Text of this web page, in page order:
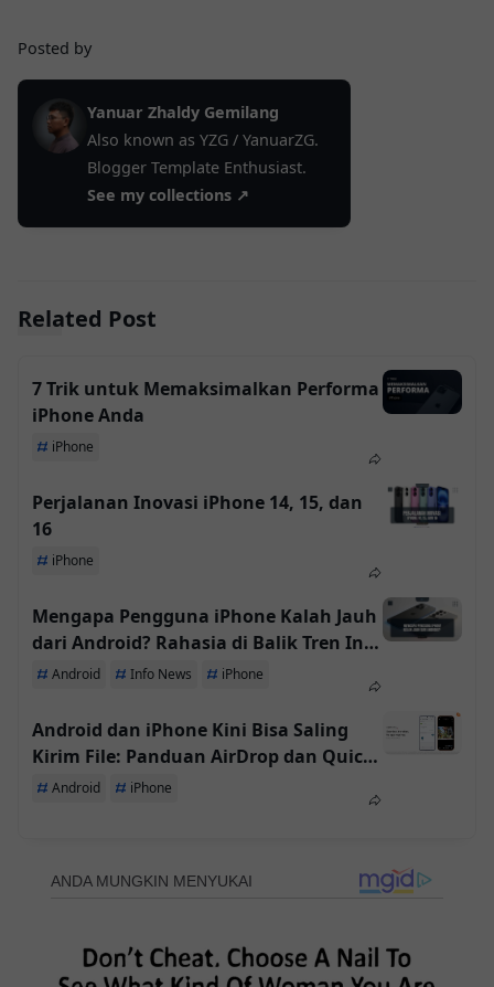
Posted by
Yanuar Zhaldy Gemilang
Also known as YZG / YanuarZG.
Blogger Template Enthusiast.
See my collections ↗
Related Post
7 Trik untuk Memaksimalkan Performa
iPhone Anda
iPhone
Perjalanan Inovasi iPhone 14, 15, dan
16
iPhone
Mengapa Pengguna iPhone Kalah Jauh
dari Android? Rahasia di Balik Tren Ini
Terungkap!
Android Info News iPhone
Android dan iPhone Kini Bisa Saling
Kirim File: Panduan AirDrop dan Quick
Share
Android iPhone